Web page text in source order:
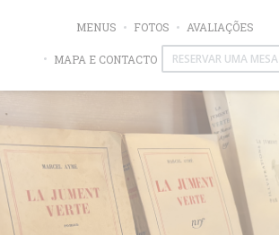
LA JUMENT VERTE
MENUS FOTOS AVALIAÇÕES
MAPA E CONTACTO RESERVAR UMA MESA